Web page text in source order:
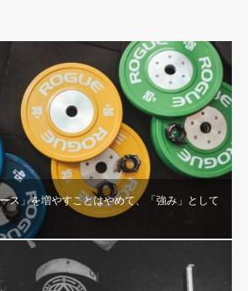
ス」を増やすことはやめて、「強み」として